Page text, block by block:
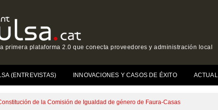
la primera plataforma 2.0 que conecta proveedores y administración local
(ENTREVISTAS) INNOVACIONES Y CASOS DE ÉXITO
de la Comisión de Igualdad de género de Faura-Casas